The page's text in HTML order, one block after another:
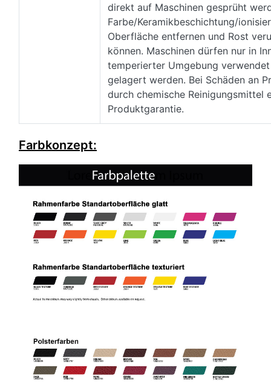
direkt auf Maschinen gesprüht
Farbe/Keramikbeschichtung/
Oberfläche entfernen und Rost
können. Maschinen dürfen nur in
temperierter Umgebung
gelagert werden. Bei Schäden an
durch chemische Reinigungsmittel
Produktgarantie.
Farbkonzept: